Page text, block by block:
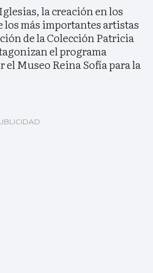
la creación en los
los más importantes artistas
de la Colección Patricia
el programa
Museo Reina Sofía para la